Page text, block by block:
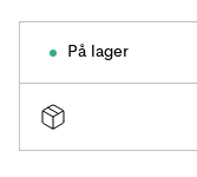
På lager